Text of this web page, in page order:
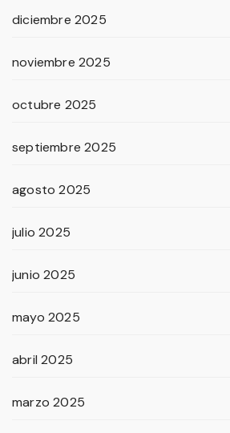
diciembre 2025
noviembre 2025
octubre 2025
septiembre 2025
agosto 2025
julio 2025
junio 2025
mayo 2025
abril 2025
marzo 2025